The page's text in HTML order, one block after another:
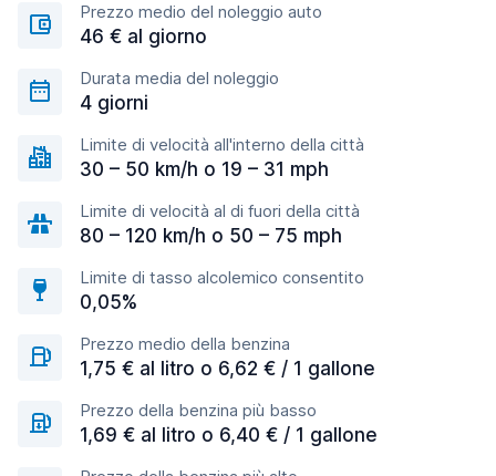
Prezzo medio del noleggio auto
46 € al giorno
Durata media del noleggio
4 giorni
Limite di velocità all'interno della città
30 – 50 km/h o 19 – 31 mph
Limite di velocità al di fuori della città
80 – 120 km/h o 50 – 75 mph
Limite di tasso alcolemico consentito
0,05%
Prezzo medio della benzina
1,75 € al litro o 6,62 € / 1 gallone
Prezzo della benzina più basso
1,69 € al litro o 6,40 € / 1 gallone